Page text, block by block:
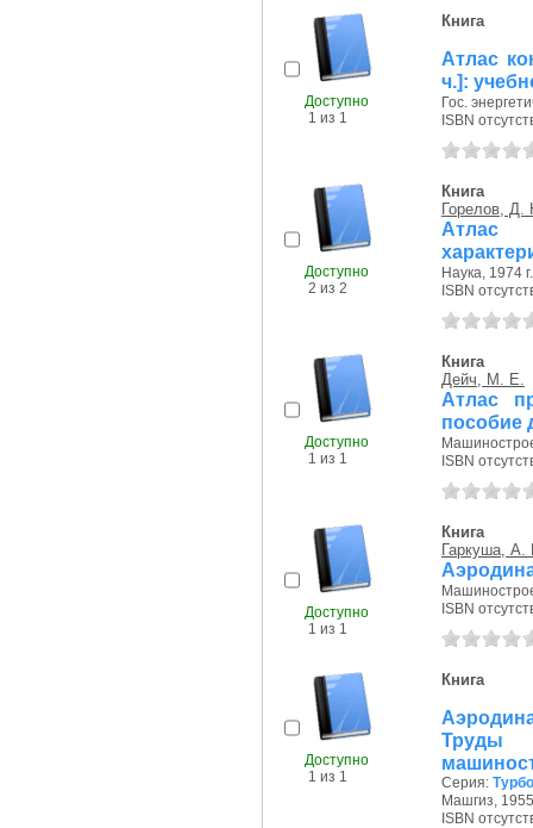
Доступно
1 из 1
Книга
Атлас
ч.]:
Гос.
ISBN
Доступно
2 из 2
Книга
Горелов, Д.
Атлас
Наука, 1974 г.
ISBN
Доступно
1 из 1
Книга
Дейч, М. Е.
Атлас
пособие
ISBN
Доступно
1 из 1
Книга
Гаркуша, А.
ISBN
Доступно
1 из 1
Книга
Труды
Серия:
Машгиз, 1955
ISBN